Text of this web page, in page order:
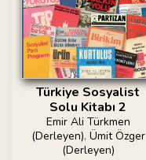
Türkiye Sosyalist
Solu Kitabı 2
Emir Ali Türkmen
(Derleyen), Ümit Özger
(Derleyen)